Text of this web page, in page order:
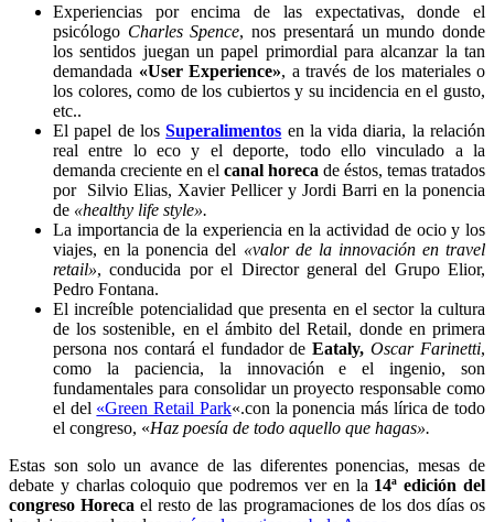
Experiencias por encima de las expectativas, donde el
psicólogo Charles Spence, nos presentará un mundo donde
los sentidos juegan un papel primordial para alcanzar la tan
demandada «User Experience», a través de los materiales o
los colores, como de los cubiertos y su incidencia en el gusto,
etc..
El papel de losSuperalimentos en la vida diaria, la relación
real entre lo eco y el deporte, todo ello vinculado a la
demanda creciente en el canal horeca de éstos, temas tratados
por Silvio Elias, Xavier Pellicer y Jordi Barri en la ponencia
de «healthy life style».
La importancia de la experiencia en la actividad de ocio y los
viajes, en la ponencia del «valor de la innovación en travel
retail», conducida por el Director general del Grupo Elior,
Pedro Fontana.
El increíble potencialidad que presenta en el sector la cultura
de los sostenible, en el ámbito del Retail, donde en primera
persona nos contará el fundador de Eataly, Oscar Farinetti,
como la paciencia, la innovación e el ingenio, son
fundamentales para consolidar un proyecto responsable como
el del «Green Retail Park«.con la ponencia más lírica de todo
el congreso, «Haz poesía de todo aquello que hagas».
Estas son solo un avance de las diferentes ponencias, mesas de
debate y charlas coloquio que podremos ver en la 14ª edición del
congreso Horecael resto de las programaciones de los dos días os